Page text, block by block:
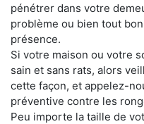
pénétrer dans votre
problème ou bien tout
présence.
Si votre maison ou votre
sain et sans rats, alors
cette façon, et appelez-
préventive contre les
Peu importe la taille de